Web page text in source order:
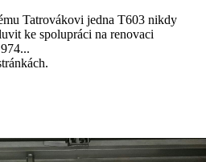
Tatrovákovi jedna T603 nikdy
ke spolupráci na renovaci